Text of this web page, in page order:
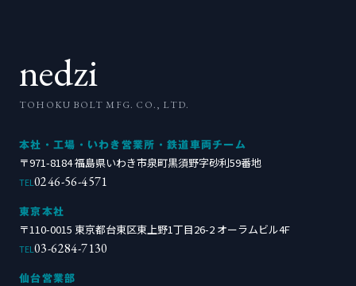
nedzi
TOHOKU BOLT MFG. CO., LTD.
本社・工場・いわき営業所・鉄道車両チーム
〒971-8184 福島県いわき市泉町黒須野字砂利59番地
TEL 0246-56-4571
東京本社
〒110-0015 東京都台東区東上野1丁目26-2 オーラムビル4F
TEL 03-6284-7130
仙台営業部